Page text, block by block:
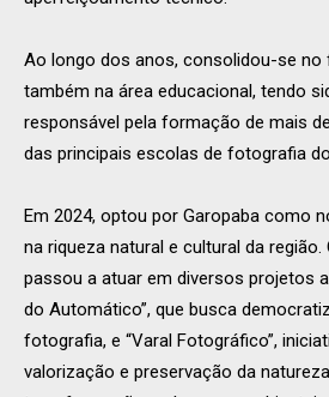
Ao longo dos anos, consolidou-se
também na área educacional, tendo
responsável pela formação de mais
das principais escolas de fotografia
Em 2024, optou por Garopaba como
na riqueza natural e cultural da
passou a atuar em diversos projetos
do Automático”, que busca
fotografia, e “Varal Fotográfico”,
valorização e preservação da